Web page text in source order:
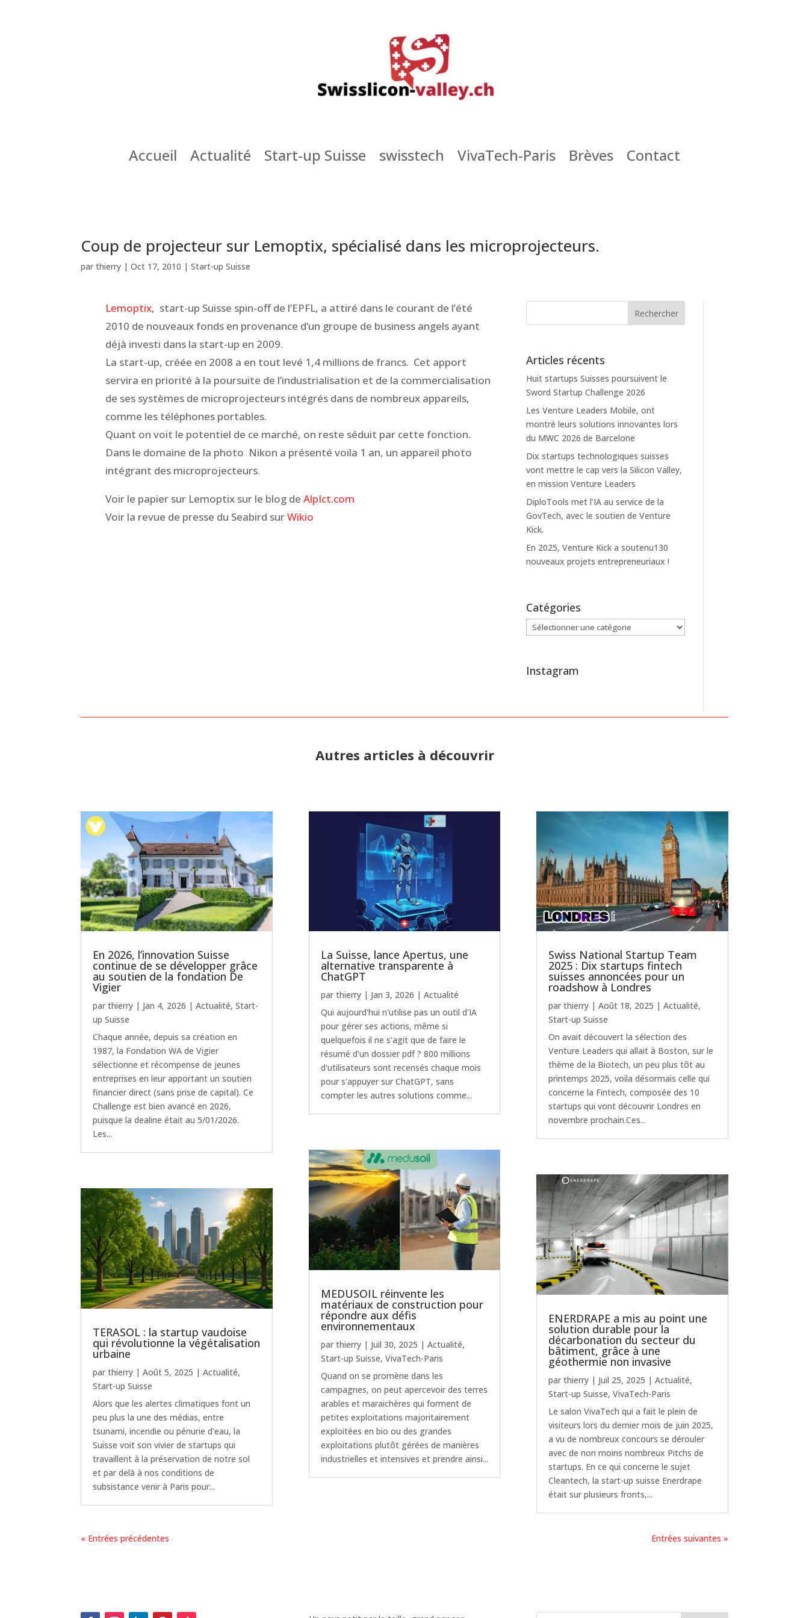
Accueil Actualité Start-up Suisse swisstech VivaTech-Paris Brèves Contact
Coup de projecteur sur Lemoptix, spécialisé dans les microprojecteurs.
parthierry |Oct 17, 2010 |Start-up Suisse
Lemoptix, start-up Suisse spin-off de l’EPFL, a attiré dans le courant de l’été
2010 de nouveaux fonds en provenance d’un groupe de business angels ayant
déjà investi dans la start-up en 2009.
La start-up, créée en 2008 a en tout levé 1,4 millions de francs. Cet apport
servira en priorité à la poursuite de l’industrialisation et de la commercialisation
de ses systèmes de microprojecteurs intégrés dans de nombreux appareils,
comme les téléphones portables.
Quant on voit le potentiel de ce marché, on reste séduit par cette fonction.
Dans le domaine de la photo Nikon a présenté voila 1 an, un appareil photo
intégrant des microprojecteurs.
Voir le papier sur Lemoptix sur le blog de AlpIct.com
Voir la revue de presse du Seabird surWikio
Articles récents
Huit startups Suisses poursuivent le
Sword Startup Challenge 2026
Les Venture Leaders Mobile, ont
montré leurs solutions innovantes lors
du MWC 2026 de Barcelone
Dix startups technologiques suisses
vont mettre le cap vers la Silicon Valley,
en mission Venture Leaders
DiploTools met l’IA au service de la
GovTech, avec le soutien de Venture
Kick.
En 2025, Venture Kick a soutenu130
nouveaux projets entrepreneuriaux !
Catégories
Catégories
Instagram
Autres articles à découvrir
En 2026, l’innovation Suisse
continue de se développer grâce
au soutien de la fondation De
Vigier
parthierry | Jan 4, 2026 |Actualité,Start-
up Suisse
Chaque année, depuis sa création en
1987, la Fondation WA de Vigier
sélectionne et récompense de jeunes
entreprises en leur apportant un soutien
financier direct (sans prise de capital). Ce
Challenge est bien avancé en 2026,
puisque la dealine était au 5/01/2026.
Les...
TERASOL : la startup vaudoise
qui révolutionne la végétalisation
urbaine
parthierry |Août 5, 2025 |Actualité,
Start-up Suisse
Alors que les alertes climatiques font un
peu plus la une des médias, entre
tsunami, incendie ou pénurie d'eau, la
Suisse voit son vivier de startups qui
travaillent à la préservation de notre sol
et par delà à nos conditions de
subsistance venir à Paris pour...
La Suisse, lance Apertus, une
alternative transparente à
ChatGPT
par thierry| Jan 3, 2026 | Actualité
Qui aujourd'hui n'utilise pas un outil d'IA
pour gérer ses actions, même si
quelquefois il ne s'agit que de faire le
résumé d'un dossier pdf ? 800 millions
d'utilisateurs sont recensés chaque mois
pour s'appuyer sur ChatGPT, sans
compter les autres solutions comme...
MEDUSOIL réinvente les
matériaux de construction pour
répondre aux défis
environnementaux
par thierry| Juil 30, 2025 | Actualité,
Start-up Suisse, VivaTech-Paris
Quand on se promène dans les
campagnes, on peut apercevoir des terres
arables et maraichères qui forment de
petites exploitations majoritairement
exploitées en bio ou des grandes
exploitations plutôt gérées de manières
industrielles et intensives et prendre ainsi...
Swiss National Startup Team
2025 : Dix startups fintech
suisses annoncées pour un
roadshow à Londres
par thierry| Août 18, 2025 | Actualité,
Start-up Suisse
On avait découvert la sélection des
Venture Leaders qui allait à Boston, sur le
thème de la Biotech, un peu plus tôt au
printemps 2025, voila désormais celle qui
concerne la Fintech, composée des 10
startups qui vont découvrir Londres en
novembre prochain.Ces...
ENERDRAPE a mis au point une
solution durable pour la
décarbonation du secteur du
bâtiment, grâce à une
géothermie non invasive
par thierry| Juil 25, 2025 | Actualité,
Start-up Suisse, VivaTech-Paris
Le salon VivaTech qui a fait le plein de
visiteurs lors du dernier mois de juin 2025,
a vu de nombreux concours se dérouler
avec de non moins nombreux Pitchs de
startups. En ce qui concerne le sujet
Cleantech, la start-up suisse Enerdrape
était sur plusieurs fronts,...
« Entrées précédentes Entrées suivantes »